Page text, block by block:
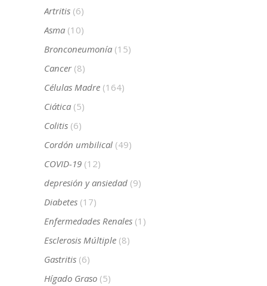
Artritis (6)
Asma (10)
Bronconeumonía (15)
Cancer(8)
Células Madre (164)
Ciática (5)
Colitis (6)
Cordón umbilical (49)
COVID-19 (12)
depresión y ansiedad (9)
Diabetes (17)
Enfermedades Renales (1)
Esclerosis Múltiple (8)
Gastritis (6)
Hígado Graso (5)